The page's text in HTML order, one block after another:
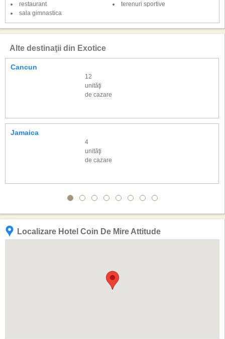
restaurant
sala gimnastica
terenuri sportive
Alte destinaţii din Exotice
Cancun
12
unităţi
de cazare
Jamaica
4
unităţi
de cazare
Localizare Hotel Coin De Mire Attitude